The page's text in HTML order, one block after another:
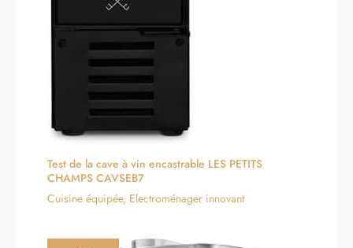
Test de la cave à vin encastrable LES PETITS
CHAMPS CAVSEB7
Cuisine équipée, Electroménager innovant